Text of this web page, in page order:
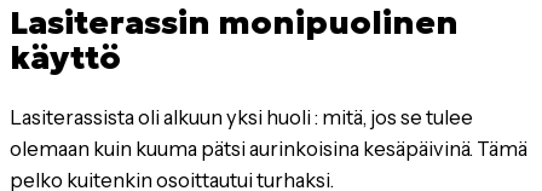
Lasiterassin monipuolinen
käyttö
Lasiterassista oli alkuun yksi huoli : mitä, jos se tulee
olemaan kuin kuuma pätsi aurinkoisina kesäpäivinä. Tämä
pelko kuitenkin osoittautui turhaksi.